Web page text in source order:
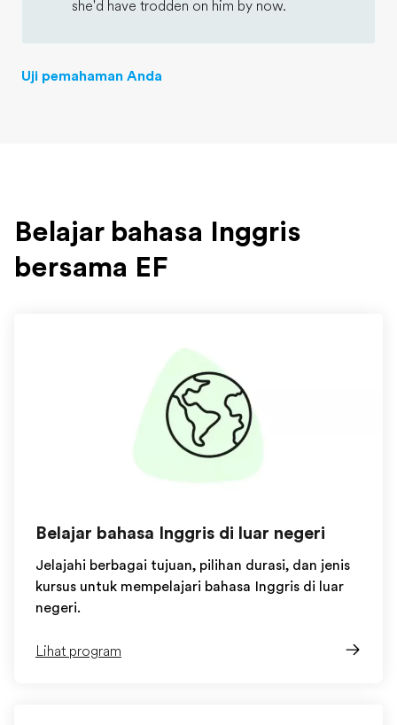
she'd have trodden on him by now.
Uji pemahaman Anda
Belajar bahasa Inggris
bersama EF
Belajar bahasa Inggris di luar negeri
Jelajahi berbagai tujuan, pilihan durasi, dan jenis
kursus untuk mempelajari bahasa Inggris di luar
negeri.
Lihat program